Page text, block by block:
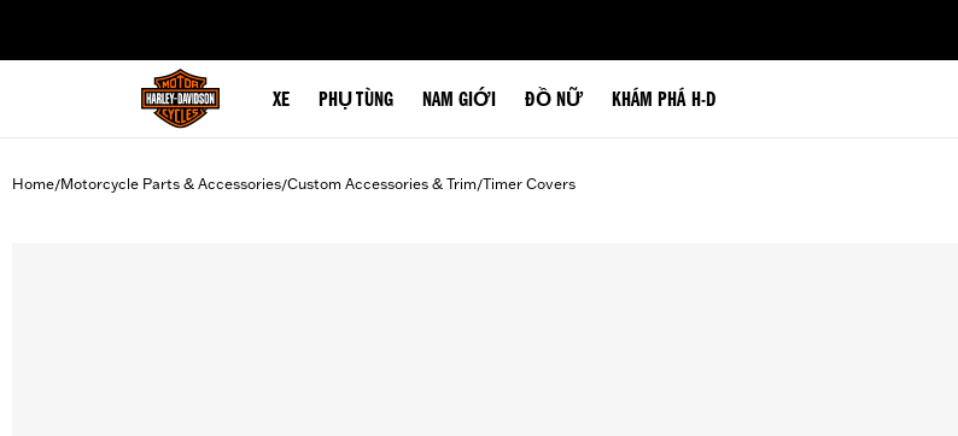
XE PHỤ TÙNG NAM GIỚI ĐỒ NỮ KHÁM PHÁ H-D
Home/Motorcycle Parts & Accessories/Custom Accessories & Trim/Timer Covers